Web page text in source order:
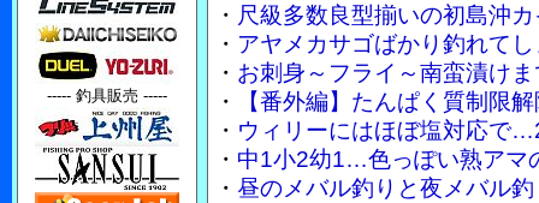
・ 尺級多数良型揃いの初島沖
・ アヤメカサゴばかり釣れて
・ お刺身～フライ～南蛮漬け
・
【番外編】たんぱく質制限
・ ウィリーにはほぼ塩対応で
・ 中1小2幼1…色っぽい熟アマ
・ 昼のメバル釣りと夜メバル
----- 釣具販売 -----